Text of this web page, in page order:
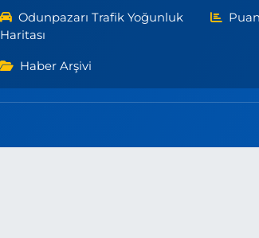
Odunpazarı Trafik Yoğunluk
Haritası
Haber Arşivi